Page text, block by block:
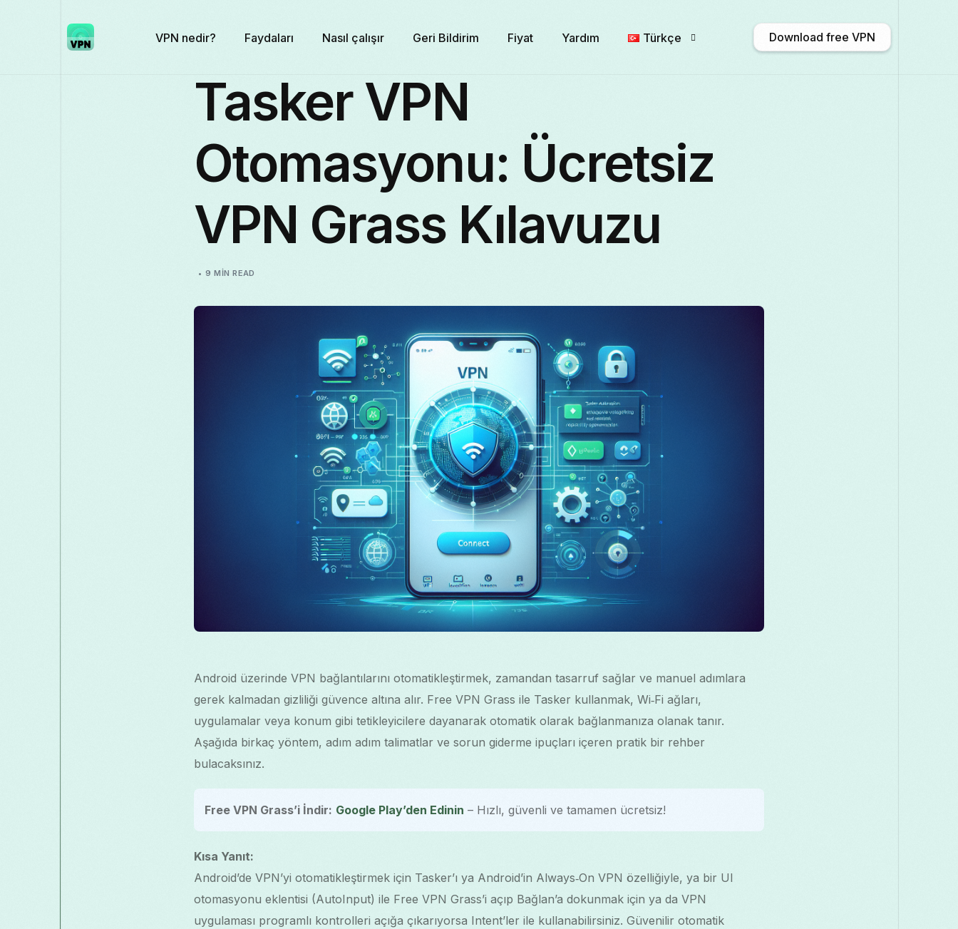
VPN nedir? Faydaları Nasıl çalışır Geri Bildirim Fiyat Yardım Türkçe
Български
Download free VPN
Tasker VPN
Otomasyonu: Ücretsiz
VPN Grass Kılavuzu
9 MIN READ
Android üzerinde VPN bağlantılarını otomatikleştirmek, zamandan tasarruf sağlar ve manuel adımlara
gerek kalmadan gizliliği güvence altına alır. Free VPN Grass ile Tasker kullanmak, Wi‑Fi ağları,
uygulamalar veya konum gibi tetikleyicilere dayanarak otomatik olarak bağlanmanıza olanak tanır.
Aşağıda birkaç yöntem, adım adım talimatlar ve sorun giderme ipuçları içeren pratik bir rehber
bulacaksınız.
Free VPN Grass’i İndir: Google Play’den Edinin – Hızlı, güvenli ve tamamen ücretsiz!
Kısa Yanıt:
Android’de VPN’yi otomatikleştirmek için Tasker’ı ya Android’in Always‑On VPN özelliğiyle, ya bir UI
otomasyonu eklentisi (AutoInput) ile Free VPN Grass’i açıp Bağlan’a dokunmak için ya da VPN
uygulaması programlı kontrolleri açığa çıkarıyorsa Intent’ler ile kullanabilirsiniz. Güvenilir otomatik